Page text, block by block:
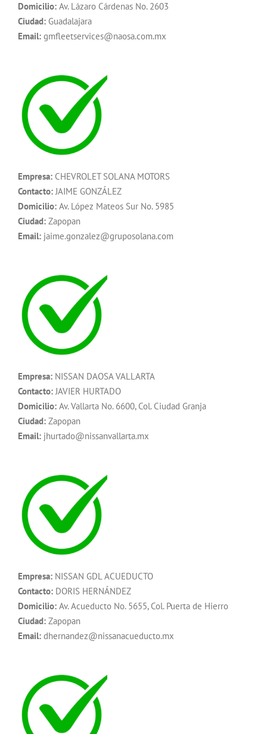
Domicilio: Av. Lázaro Cárdenas No. 2603
Ciudad: Guadalajara
Email: gmfleetservices@naosa.com.mx
Empresa: CHEVROLET SOLANA MOTORS
Contacto:JAIME GONZÁLEZ
Domicilio: Av. López Mateos Sur No. 5985
Ciudad: Zapopan
Email: jaime.gonzalez@gruposolana.com
Empresa: NISSAN DAOSA VALLARTA
Contacto:JAVIER HURTADO
Domicilio: Av. Vallarta No. 6600, Col. Ciudad Granja
Ciudad: Zapopan
Email: jhurtado@nissanvallarta.mx
Empresa: NISSAN GDL ACUEDUCTO
Contacto: DORIS HERNÁNDEZ
Domicilio: Av. Acueducto No. 5655, Col. Puerta de Hierro
Ciudad: Zapopan
Email: dhernandez@nissanacueducto.mx